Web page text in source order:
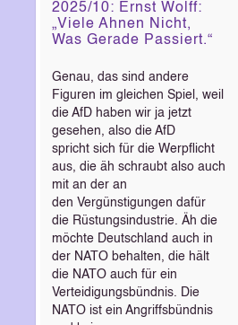
2025/10: Ernst Wolff:
„Viele Ahnen Nicht,
Was Gerade Passiert.“
Genau, das sind andere
Figuren im gleichen Spiel, weil
die AfD haben wir ja jetzt
gesehen, also die AfD
spricht sich für die Werpflicht
aus, die äh schraubt also auch
mit an der an
den Vergünstigungen dafür
die Rüstungsindustrie. Äh die
möchte Deutschland auch in
der NATO behalten, die hält
die NATO auch für ein
Verteidigungsbündnis. Die
NATO ist ein Angriffsbündnis